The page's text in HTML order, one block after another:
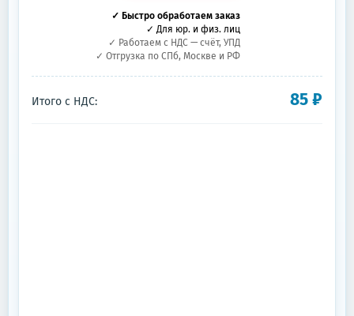
✓ Быстро обработаем заказ
✓ Для юр. и физ. лиц
✓ Работаем с НДС — счёт, УПД
✓ Отгрузка по СПб, Москве и РФ
Итого с НДС: 85₽